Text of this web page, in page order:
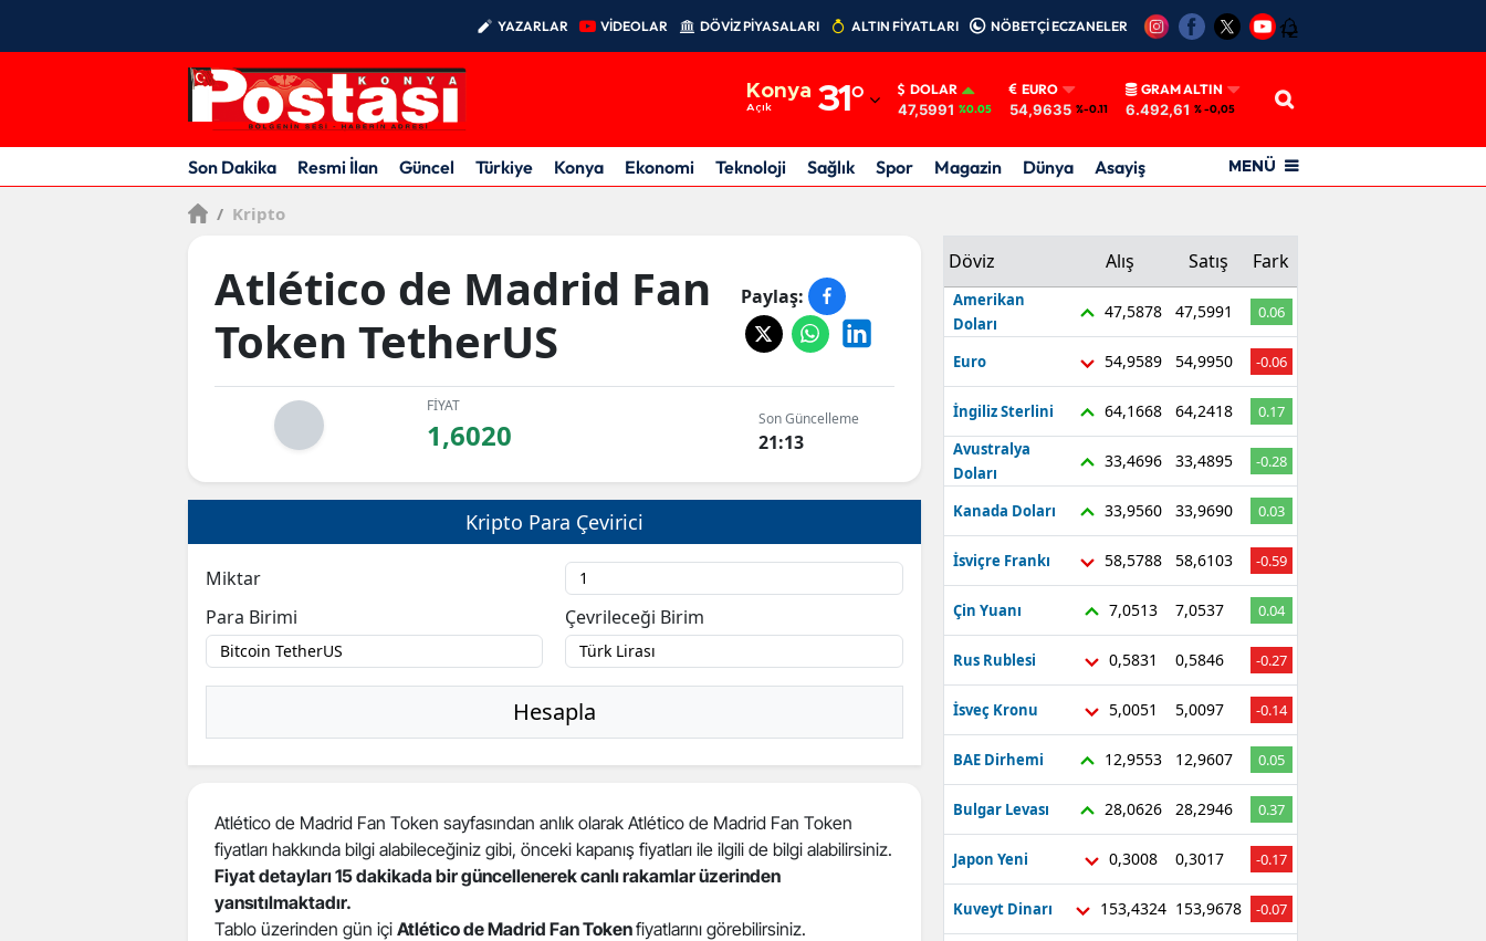
YAZARLAR VİDEOLAR DÖVİZ PİYASALARI ALTIN FİYATLARI NÖBETÇİ ECZANELER 12
Konya
Açık 31°
Adıyaman
Afyonkarahisar
Ankara
Antalya
Artvin
Aydın
Bingöl
Bursa
Çankırı
Çorum
Denizli
DOLAR
47,5991 %0.05
EURO
54,9635 %-0.11
GRAM ALTIN
6.492,61 % -0,05
Son Dakika Resmi İlan Güncel Türkiye Konya Ekonomi Teknoloji Sağlık Spor Magazin Dünya Asayiş MENÜ
/ Kripto
Atlético de Madrid Fan
Token TetherUS
Paylaş:
FİYAT
1,6020 Son Güncelleme
21:13
Kripto Para Çevirici
Miktar
Para Birimi
Çevrileceği Birim
Hesapla
Atlético de Madrid Fan Token sayfasından anlık olarak Atlético de Madrid Fan Token
fiyatları hakkında bilgi alabileceğiniz gibi, önceki kapanış fiyatları ile ilgili de bilgi alabilirsiniz.
Fiyat detayları 15 dakikada bir güncellenerek canlı rakamlar üzerinden
yansıtılmaktadır.
Tablo üzerinden gün içi Atlético de Madrid Fan Tokenfiyatlarını görebilirsiniz.
Döviz Alış Satış Fark
Amerikan
Doları
47,5878 47,5991 0.06
Euro 54,9589 54,9950 -0.06
İngiliz Sterlini 64,1668 64,2418
0.17
Avustralya
Doları
33,4696 33,4895 -0.28
Kanada Doları 33,9560 33,9690 0.03
İsviçre Frankı 58,5788 58,6103 -0.59
Çin Yuanı 7,0513 7,0537 0.04
Rus Rublesi 0,5831 0,5846 -0.27
İsveç Kronu 5,0051 5,0097 -0.14
BAE Dirhemi 12,9553 12,9607 0.05
Bulgar Levası 28,0626 28,2946 0.37
Japon Yeni 0,3008 0,3017 -0.17
Kuveyt Dinarı 153,4324 153,9678 -0.07